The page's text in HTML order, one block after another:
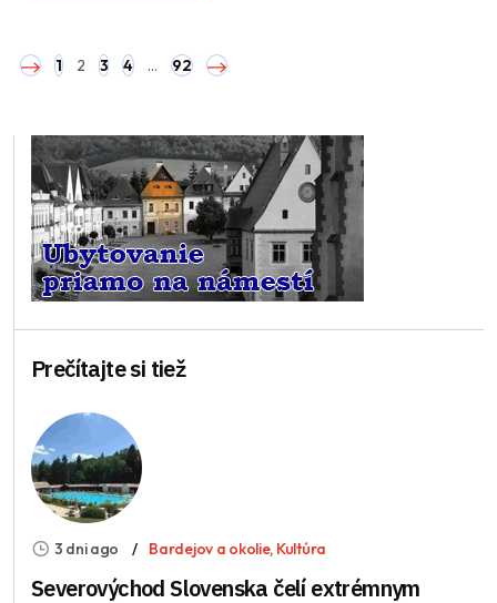
1 2 3 4 … 92
Prečítajte si tiež
3 dni ago Bardejov a okolie, Kultúra
Severovýchod Slovenska čelí extrémnym